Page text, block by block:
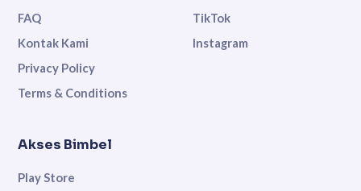
FAQ
Kontak Kami
Privacy Policy
Terms & Conditions
TikTok
Instagram
Akses Bimbel
Play Store